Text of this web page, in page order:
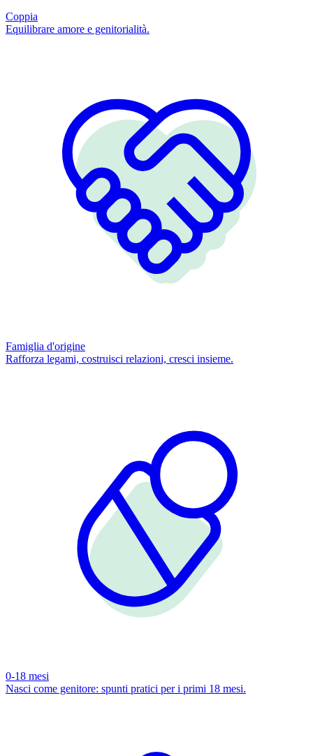
Coppia
Equilibrare amore e genitorialità.
Famiglia d'origine
Rafforza legami, costruisci relazioni, cresci insieme.
0-18 mesi
Nasci come genitore: spunti pratici per i primi 18 mesi.